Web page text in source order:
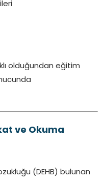
olduğundan eğitim
ve Okuma
(DEHB) bulunan